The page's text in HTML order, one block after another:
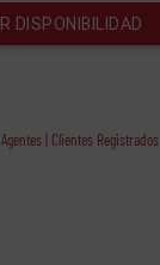
Agentes | Clientes Registrados